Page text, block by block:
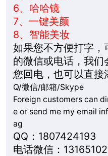
6、 哈哈镜
7、 一键美颜
8、 智能美妆
如果您不方便打字，
的微信或电话，我们
您回电，也可以直接
Q/微信/邮箱/Skype
Foreign customers can
e or send me my email
ag
QQ：1807424193
电话微信：